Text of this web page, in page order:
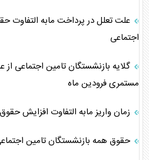
علت تعلل در پرداخت مابه التفاوت
اجتماعی
گلایه بازنشستگان تامین اجتماعی از
مستمری فرودین ماه
زمان واریز مابه التفاوت افزایش
حقوق همه‌ بازنشستگان تامین